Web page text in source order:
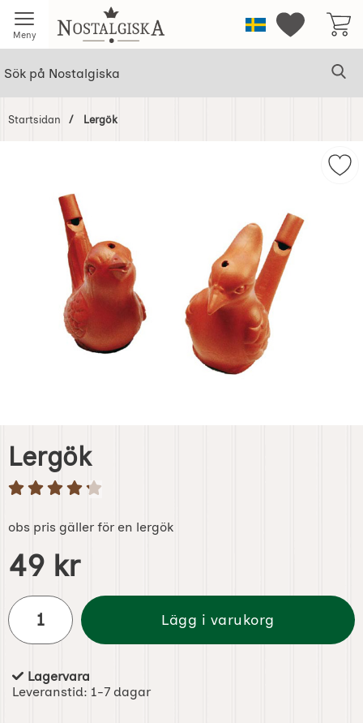
Meny Startsidan för NostalgiskaSverigeMina
Startsidan Lergök
Lergök
obs pris gäller för en lergök
Handla denna produkt Lergök
pris
49 kr
antal
Lägg i varukorg
Tillgänglighet:
Lagervara
Leveranstid: 1-7 dagar